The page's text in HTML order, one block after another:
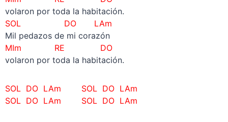
volaron por toda la habitación.
SOL DO LAm
Mil pedazos de mi corazón
MIm RE DO
volaron por toda la habitación.
SOL DO LAm SOL DO LAm
SOL DO LAm SOL DO LAm